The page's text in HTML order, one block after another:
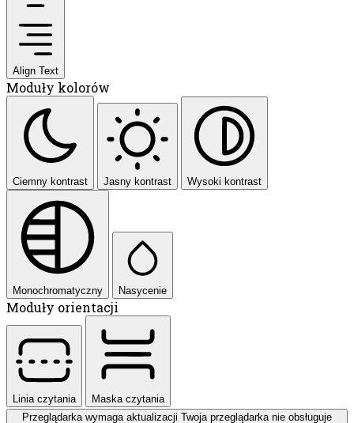
Align Text
Moduły kolorów
Ciemny kontrast Jasny kontrast Wysoki kontrast
Monochromatyczny Nasycenie
Moduły orientacji
Linia czytania
Maska czytania
Przeglądarka wymaga aktualizacji Twoja przeglądarka nie obsługuje